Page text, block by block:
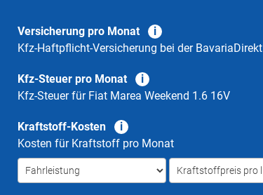
Versicherung pro Monat
Kfz-Haftpflicht-Versicherung bei der BavariaDirekt
Kfz-Steuer pro Monat
Kfz-Steuer für Fiat Marea Weekend 1.6 16V
Kraftstoff-Kosten
Kosten für Kraftstoff pro Monat